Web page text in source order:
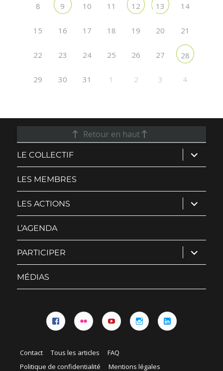
8 9 10 11 12 13 14
15 16 17 18 19 20 21
22 23 24 25 26 27 28
29 30 31 1 2 3 4
Retour en haut
LE COLLECTIF ouvrir
le
sous-
LES MEMBRES
LES ACTIONS ouvrir
le
sous-
L’AGENDA
PARTICIPER ouvrir
le
sous-
MÉDIAS
Contact Tous les articles
FAQ
Politique de confidentialité
Mentions légales